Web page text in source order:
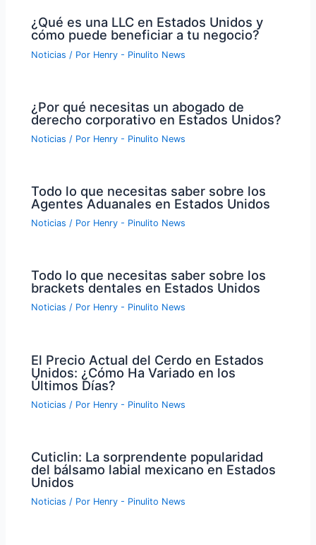
¿Qué es una LLC en Estados Unidos y
cómo puede beneficiar a tu negocio?
Noticias / Por Henry - Pinulito News
¿Por qué necesitas un abogado de
derecho corporativo en Estados Unidos?
Noticias / Por Henry - Pinulito News
Todo lo que necesitas saber sobre los
Agentes Aduanales en Estados Unidos
Noticias / Por Henry - Pinulito News
Todo lo que necesitas saber sobre los
brackets dentales en Estados Unidos
Noticias / Por Henry - Pinulito News
El Precio Actual del Cerdo en Estados
Unidos: ¿Cómo Ha Variado en los
Últimos Días?
Noticias / Por Henry - Pinulito News
Cuticlin: La sorprendente popularidad
del bálsamo labial mexicano en Estados
Unidos
Noticias / Por Henry - Pinulito News